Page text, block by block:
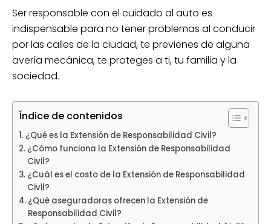
Ser responsable con el cuidado al auto es
indispensable para no tener problemas al conducir
por las calles de la ciudad, te previenes de alguna
avería mecánica, te proteges a ti, tu familia y la
sociedad.
Índice de contenidos
¿Qué es la Extensión de Responsabilidad Civil?
¿Cómo funciona la Extensión de Responsabilidad
Civil?
¿Cuál es el costo de la Extensión de Responsabilidad
Civil?
¿Qué aseguradoras ofrecen la Extensión de
Responsabilidad Civil?